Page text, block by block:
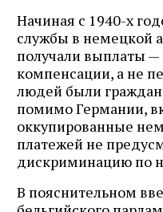
Начиная с 1940-х
службы в немецкой
получали выплаты —
компенсации, а не
людей были
помимо Германии,
оккупированные
платежей не
дискриминацию по
В пояснительном